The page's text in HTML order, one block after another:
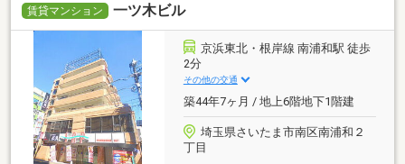
賃貸マンション 一ツ木ビル
京浜東北・根岸線 南浦和駅 徒歩
2分
その他の交通
築44年7ヶ月 / 地上6階地下1階建
埼玉県さいたま市南区南浦和２
丁目